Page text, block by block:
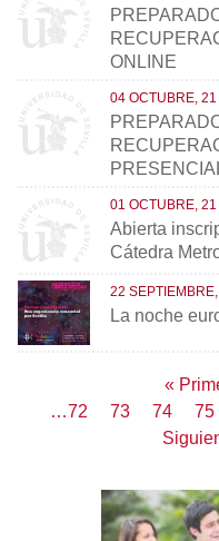
ONLINE
04 OCTUBRE, 21
01 OCTUBRE, 21
Abierta
Cátedra
22 SEPTIEMBRE,
La noche
página
«
Page
…72 Page
73 Page
74 75